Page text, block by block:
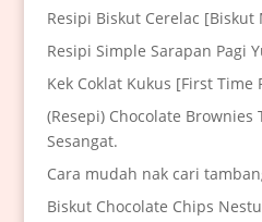
Resipi Biskut Cerelac [Biskut
Resipi Simple Sarapan Pagi
Kek Coklat Kukus [First Time
(Resepi) Chocolate Brownies
Sesangat.
Cara mudah nak cari
Biskut Chocolate Chips